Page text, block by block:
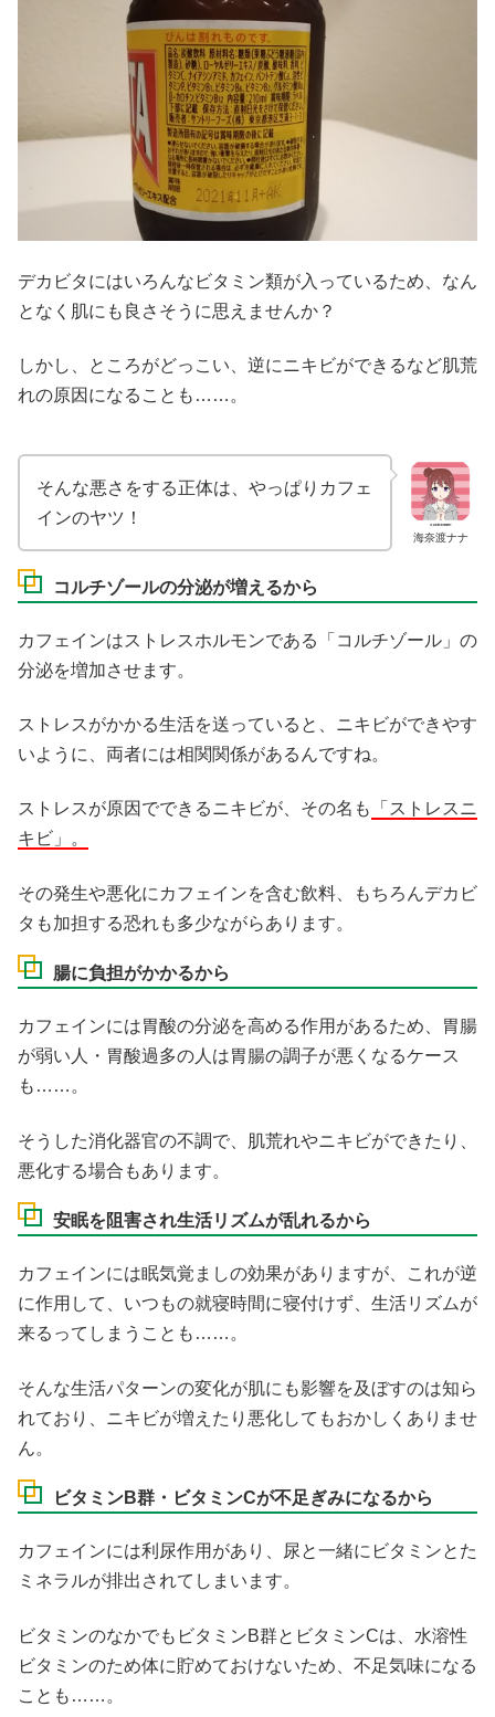
デカビタにはいろんなビタミン類が入っているため、なん
となく肌にも良さそうに思えませんか？
しかし、ところがどっこい、逆にニキビができるなど肌荒
れの原因になることも……。
海奈渡ナナ
そんな悪さをする正体は、やっぱりカフェ
インのヤツ！
コルチゾールの分泌が増えるから
カフェインはストレスホルモンである「コルチゾール」の
分泌を増加させます。
ストレスがかかる生活を送っていると、ニキビができやす
いように、両者には相関関係があるんですね。
ストレスが原因でできるニキビが、その名も
「ストレスニ
キビ」。
その発生や悪化にカフェインを含む飲料、もちろんデカビ
タも加担する恐れも多少ながらあります。
腸に負担がかかるから
カフェインには胃酸の分泌を高める作用があるため、胃腸
が弱い人・胃酸過多の人は胃腸の調子が悪くなるケース
も……。
そうした消化器官の不調で、肌荒れやニキビができたり、
悪化する場合もあります。
安眠を阻害され生活リズムが乱れるから
カフェインには眠気覚ましの効果がありますが、これが逆
に作用して、いつもの就寝時間に寝付けず、生活リズムが
来るってしまうことも……。
そんな生活パターンの変化が肌にも影響を及ぼすのは知ら
れており、ニキビが増えたり悪化してもおかしくありませ
ん。
ビタミンB群・ビタミンCが不足ぎみになるから
カフェインには利尿作用があり、尿と一緒にビタミンとた
ミネラルが排出されてしまいます。
ビタミンのなかでもビタミンB群とビタミンCは、水溶性
ビタミンのため体に貯めておけないため、不足気味になる
ことも……。